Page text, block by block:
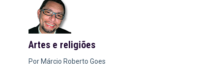
Artes e religiões
Por Márcio Roberto Goes